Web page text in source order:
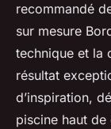
recommandé
sur mesure
technique et la
résultat
d’inspiration,
piscine haut